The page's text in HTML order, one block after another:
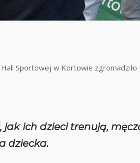
Sportowej w Kortowie
ich dzieci trenują,
dziecka.